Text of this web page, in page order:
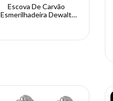
Escova De Carvão
Esmerilhadeira Dewalt